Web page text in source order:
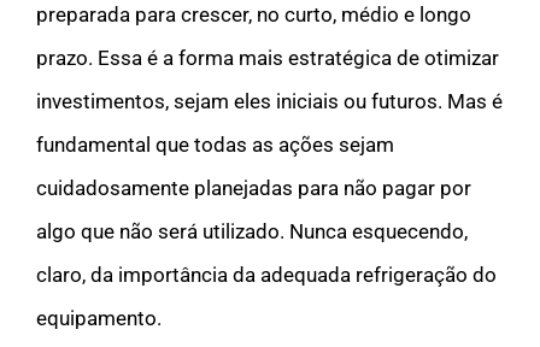
preparada para crescer, no curto, médio e longo
prazo. Essa é a forma mais estratégica de otimizar
investimentos, sejam eles iniciais ou futuros. Mas é
fundamental que todas as ações sejam
cuidadosamente planejadas para não pagar por
algo que não será utilizado. Nunca esquecendo,
claro, da importância da adequada refrigeração do
equipamento.